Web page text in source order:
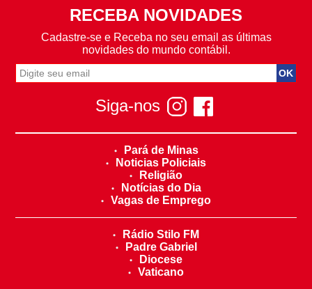
RECEBA NOVIDADES
Cadastre-se e Receba no seu email as últimas
novidades do mundo contábil.
Siga-nos
Pará de Minas
Noticias Policiais
Religião
Notícias do Dia
Vagas de Emprego
Rádio Stilo FM
Padre Gabriel
Diocese
Vaticano